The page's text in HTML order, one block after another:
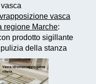
vasca
regione Marche:
prodotto sigillante
della stanza